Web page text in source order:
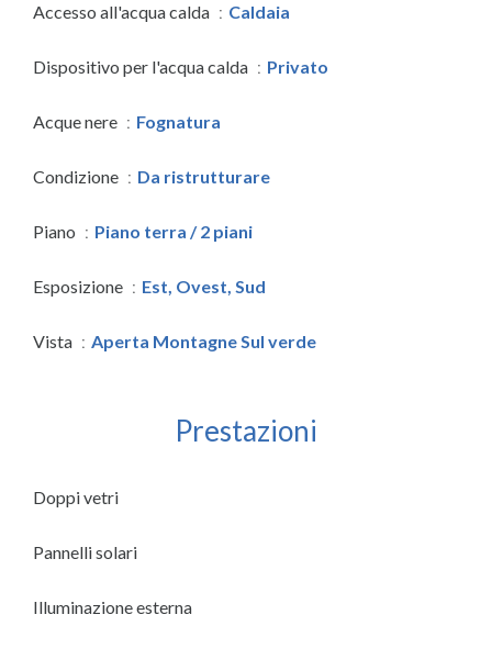
Accesso all'acqua calda Caldaia
Dispositivo per l'acqua calda Privato
Acque nere Fognatura
Condizione Da ristrutturare
Piano Piano terra / 2 piani
Esposizione Est, Ovest, Sud
Vista Aperta Montagne Sul verde
Prestazioni
Doppi vetri
Pannelli solari
Illuminazione esterna